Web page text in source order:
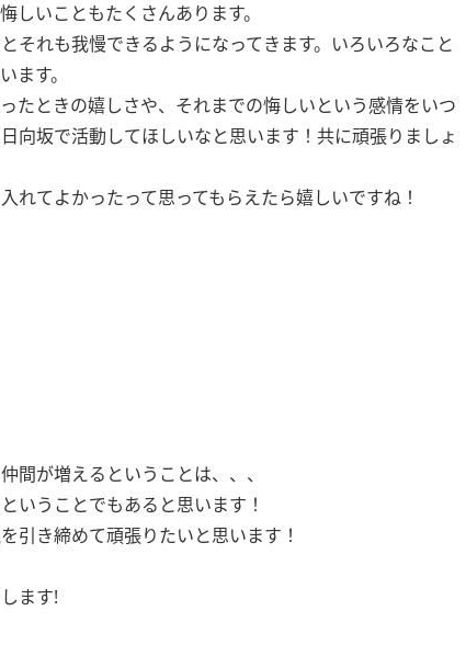
しいこともたくさんあります。
それも我慢できるようになってきます。いろいろなこと
ます。
たときの嬉しさや、それまでの悔しいという感情をいつ
向坂で活動してほしいなと思います！共に頑張りましょ
れてよかったって思ってもらえたら嬉しいですね！
間が増えるということは、、、
いうことでもあると思います！
引き締めて頑張りたいと思います！
ます!